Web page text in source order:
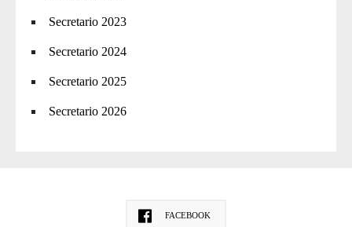
Secretario 2023
Secretario 2024
Secretario 2025
Secretario 2026
FACEBOOK